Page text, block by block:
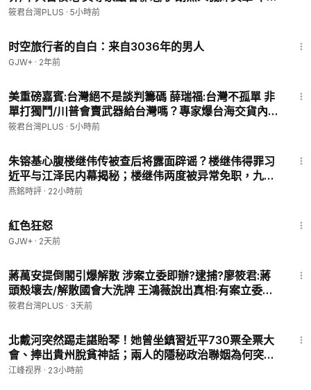
2.信用卡轉帳（海內外均可）
https://p.ecpay.com.tw/78F58DE
3.成為我們的頻道會員，加入每月自動贊助的行列：
https://www.youtube.com/channel/UCoMWlmx8innG308iaw
4.有工商合作，請洽：taiwanplusyt@gmail.com
大家好，我是廖筱君。我成立網路頻道：筱君 台灣plus。
希望透過這個平台一起守護台灣。我每一天用心生活在這塊土
動。
不管您身在世界何處，如果您剛好也是這樣的人，可不可以幫我
訂閱，讓我們一起用心守護台灣。
🌍全平台連結｜想看更深入的分析、更多元的節目？快加入以下
平台👇
youtube.com/@HC.TAIWANPLUS
🟢 筱君樂活 PLUS｜健康、生活、心靈充電
竟是後台 美專家揭中國暗助伊朗！/五角大廈將出手？
筱君台灣PLUS · 5小時前
时空旅行者的自白：来自3036年的男人
GJW+ · 2年前
美重磅嘉賓:台灣絕不是談判籌碼 薛瑞福:台灣不孤單 非
單打獨鬥/川普會賣武器給台灣嗎？專家爆台海交貨內
幕/地緣危機加劇！台灣如何化解脅迫/薛瑞福:別怕強權
筱君台灣PLUS · 5小時前
朱镕基心腹楼继伟传被查后将露面辟谣？楼继伟得罪习
近平与江泽民内幕揭秘；楼继伟两度被异常免职，九大
秘闻……【#燕铭论政-417】
燕銘時評 · 22小時前
紅色狂怒
GJW+ · 2天前
蔣萬安提倒閣引爆解散 涉案立委即辦?逮捕?廖筱君:蔣
頭殼壞去/解散國會大洗牌 王鴻薇說出真相:有案立委在
身不少/蔣萬安提倒閣 涉案立委末日降臨｜20260803
筱君台灣PLUS · 3天前
北戴河突然踢走諶貽琴！她曾坐鎮習近平730票全票大
會、捧出貴州脫貧神話；兩人的隱秘政治聯姻為何突然
到頭？【江峰視界20260805第454期】
江峰视界 · 23小時前